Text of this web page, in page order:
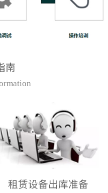
南
租赁设备出库准备